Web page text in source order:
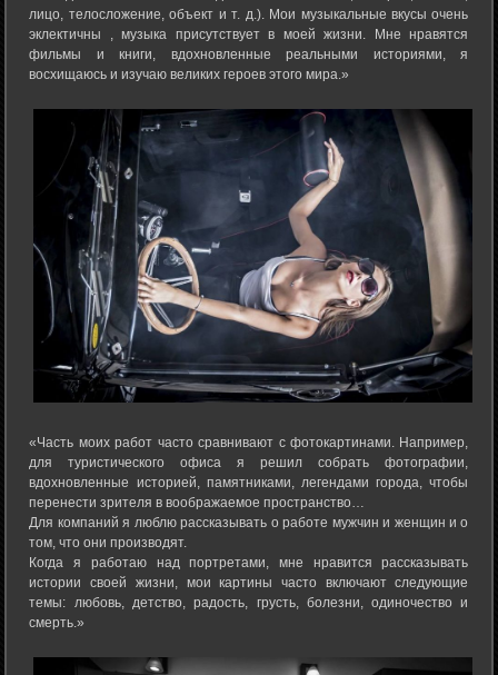
лицо, телосложение, объект и т. д.). Мои музыкальные вкусы очень
эклектичны , музыка присутствует в моей жизни. Мне нравятся
фильмы и книги, вдохновленные реальными историями, я
восхищаюсь и изучаю великих героев этого мира.»
«Часть моих работ часто сравнивают с фотокартинами. Например,
для туристического офиса я решил собрать фотографии,
вдохновленные историей, памятниками, легендами города, чтобы
перенести зрителя в воображаемое пространство…
Для компаний я люблю рассказывать о работе мужчин и женщин и о
том, что они производят.
Когда я работаю над портретами, мне нравится рассказывать
истории своей жизни, мои картины часто включают следующие
темы: любовь, детство, радость, грусть, болезни, одиночество и
смерть.»